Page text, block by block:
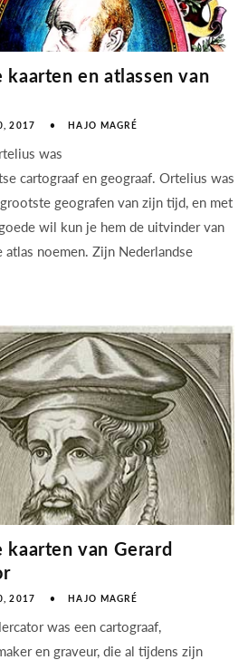
kaarten en atlassen van
2017 HAJO MAGRÉ
was
cartograaf en geograaf. Ortelius was
geografen van zijn tijd, en met
wil kun je hem de uitvinder van
atlas noemen. Zijn Nederlandse
kaarten van Gerard
2017 HAJO MAGRÉ
was een cartograaf,
en graveur, die al tijdens zijn